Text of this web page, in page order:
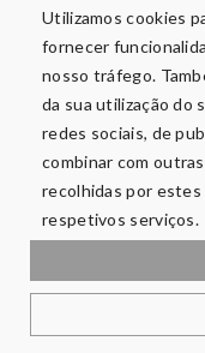
Utilizamos cookies
fornecer
nosso tráfego.
da sua utilização do
redes sociais, de
combinar com
recolhidas por estes
respetivos serviços.